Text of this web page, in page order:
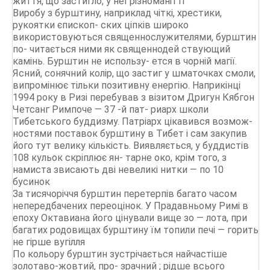
Виробу з бурштину, наприклад чіткі, хрестики,
рукоятки єпископ- ских ціпків широко
використовуються священнослужителями, бурштин
по- читається ними як священнодей ствующий
камінь. Бурштин не использу- ется в чорній магії.
Ясний, сонячний колір, що застиг у шматочках смоли,
випромінює тільки позитивну енергію. Наприкінці
1994 року в Ризі перебував з візитом Дригун Кябгон
Четсанг Римпоче — 37 -й пат- риарх школи
Тибетського буддизму. Патріарх цікавився возмож-
ностями поставок бурштину в Тибет і сам закупив
його тут велику кількість. Виявляється, у буддистів
108 кульок скріплює ян- тарне око, крім того, з
намиста звисають дві невеликі нитки — по 10
бусинок
За тисячоріччя бурштин перетерпів багато часом
непередбачених переоцінок. У Прадавньому Римі в
епоху Октавиана його цінували вище зо — лота, при
багатих родовищах бурштину їм топили печі — горить
не гірше вугілля
По кольору бурштин зустрічається найчастіше
золотаво-жовтий, про- зрачний ; рідше всього